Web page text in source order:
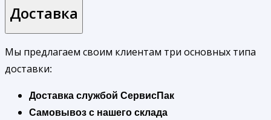
Доставка
Мы предлагаем своим клиентам три основных типа
доставки:
Доставка службой СервисПак
Самовывоз с нашего склада